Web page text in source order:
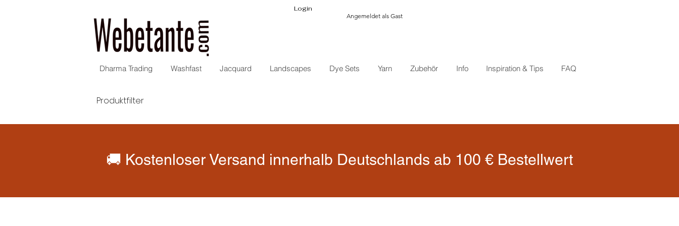
Dharma Trading Washfast Jacquard Landscapes Dye Sets Yarn Zubehör Info Inspiration & Tips FAQ
Login
Angemeldet als Gast
Produktfilter
🚚 Kostenloser Versand innerhalb Deutschlands ab 100 € Bestellwert